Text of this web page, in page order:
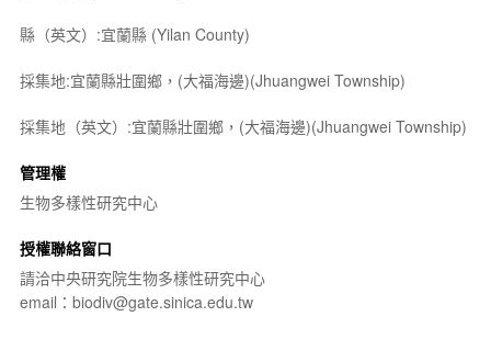
縣（英文）:宜蘭縣 (Yilan County)
採集地:宜蘭縣壯圍鄉，(大福海邊)(Jhuangwei Township)
採集地（英文）:宜蘭縣壯圍鄉，(大福海邊)(Jhuangwei Township)
管理權
生物多樣性研究中心
授權聯絡窗口
請洽中央研究院生物多樣性研究中心
email：biodiv@gate.sinica.edu.tw